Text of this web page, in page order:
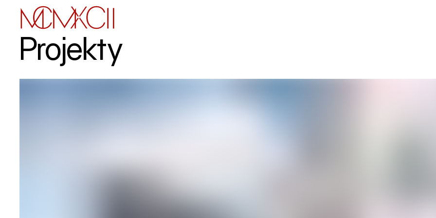
Projekty